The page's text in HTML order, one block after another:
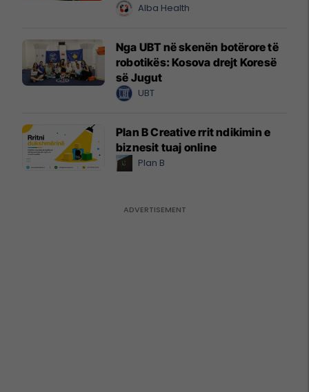
Alba Health
Nga UBT në skenën botërore të
robotikës: Kosova drejt Koresë
së Jugut
UBT
Plan B Creative rrit ndikimin e
biznesit tuaj online
Plan B